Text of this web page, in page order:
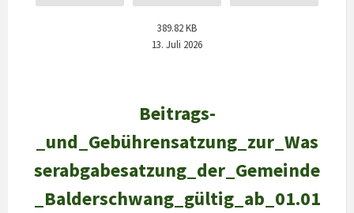
389.82 KB
13. Juli 2026
Beitrags-
_und_Gebührensatzung_zur_Was
serabgabesatzung_der_Gemeinde
_Balderschwang_gültig_ab_01.01